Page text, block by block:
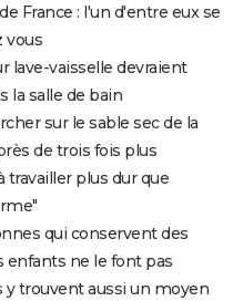
France : l'un d'entre eux se
vous
lave-vaisselle devraient
la salle de bain
sur le sable sec de la
de trois fois plus
travailler plus dur que
qui conservent des
enfants ne le font pas
y trouvent aussi un moyen